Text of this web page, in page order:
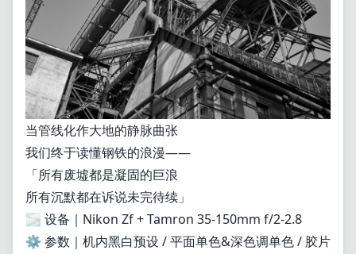
当管线化作大地的静脉曲张
我们终于读懂钢铁的浪漫——
「所有废墟都是凝固的巨浪
所有沉默都在诉说未完待续」
🌫️ 设备｜Nikon Zf + Tamron 35-150mm f/2-2.8
⚙️ 参数｜机内黑白预设 / 平面单色&深色调单色 / 胶片